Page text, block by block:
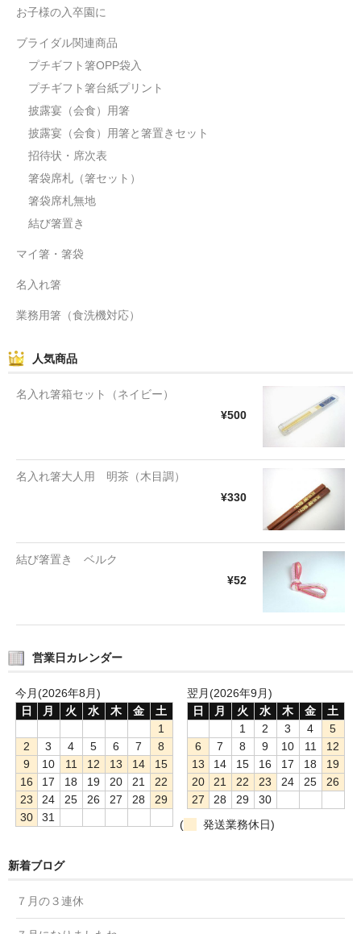
お子様の入卒園に
ブライダル関連商品
プチギフト箸OPP袋入
プチギフト箸台紙プリント
披露宴（会食）用箸
披露宴（会食）用箸と箸置きセット
招待状・席次表
箸袋席札（箸セット）
箸袋席札無地
結び箸置き
マイ箸・箸袋
名入れ箸
業務用箸（食洗機対応）
人気商品
名入れ箸箱セット（ネイビー）
¥500
名入れ箸大人用 明茶（木目調）
¥330
結び箸置き ベルク
¥52
営業日カレンダー
今月(2026年8月)
日
月 火 水 木 金
土
1
2
3 4 5 6 7
8
9
10 11 12 13 14
15
16
17 18 19 20 21
22
23
24 25 26 27 28
29
30
31
翌月(2026年9月)
日
月 火 水 木 金
土
1
2 3 4
5
6
7 8 9 10 11
12
13
14 15 16 17 18
19
20
21 22 23 24 25
26
27
28 29
30
(
発送業務休日)
新着ブログ
７月の３連休